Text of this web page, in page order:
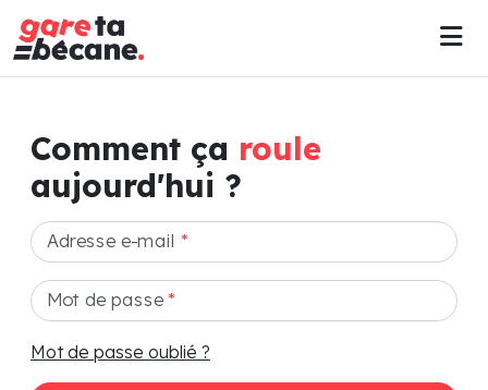
Comment ça roule
aujourd'hui ?
Adresse e-mail *
Mot de passe*
Mot de passe oublié ?